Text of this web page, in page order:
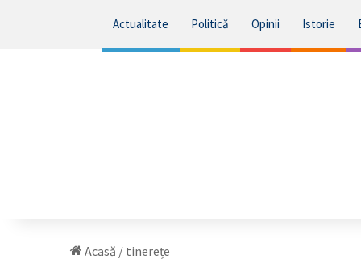
Actualitate Politică Opinii Istorie
Acasă / tinerețe